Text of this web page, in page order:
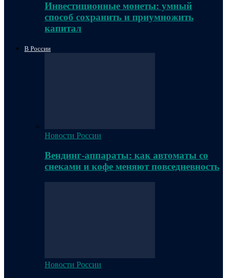
Инвестиционные монеты: умный
способ сохранить и приумножить
капитал
В России
Новости России
Вендинг-аппараты: как автоматы со
снеками и кофе меняют повседневность
Новости России